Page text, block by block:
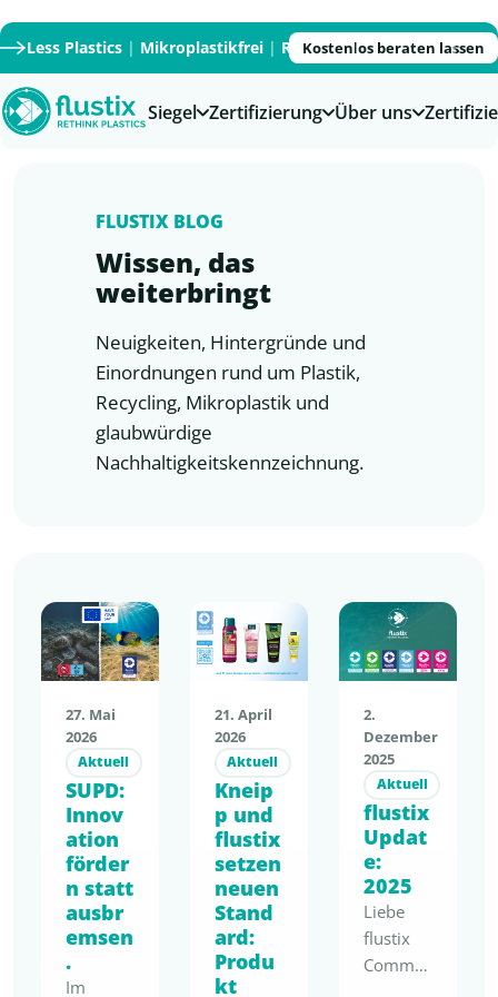
Less Plastics| Mikroplastikfrei| Recycled|Recyclable|
Kostenlos beraten lassen
Siegel Zertifizierung Über uns
FLUSTIX BLOG
Wissen, das
weiterbringt
Neuigkeiten, Hintergründe und
Einordnungen rund um Plastik,
Recycling, Mikroplastik und
glaubwürdige
Nachhaltigkeitskennzeichnung.
27. Mai
2026
Aktuell
SUPD:
Innov
ation
förder
n statt
ausbr
emsen
.
Im
21. April
2026
Aktuell
Kneip
p und
flustix
setzen
neuen
Stand
ard:
Produ
kt
2.
Dezember
2025
Aktuell
flustix
Updat
e:
2025
Liebe
flustix
Commu